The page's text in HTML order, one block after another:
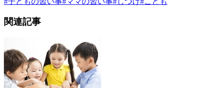
関連記事